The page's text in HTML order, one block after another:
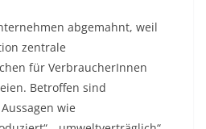
abgemahnt, weil
zentrale
für VerbraucherInnen
Betroffen sind
wie